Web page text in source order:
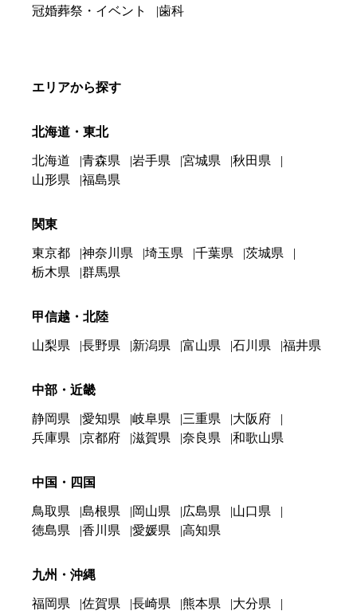
冠婚葬祭・イベント
歯科
エリアから探す
北海道・東北
北海道 青森県 岩手県 宮城県
秋田県
山形県
福島県
関東
東京都 神奈川県 埼玉県 千葉県
茨城県
栃木県
群馬県
甲信越・北陸
山梨県 長野県 新潟県 富山県 石川県 福井県
中部・近畿
静岡県 愛知県 岐阜県 三重県
大阪府
兵庫県
京都府 滋賀県 奈良県 和歌山県
中国・四国
鳥取県 島根県 岡山県 広島県
山口県
徳島県
香川県 愛媛県 高知県
九州・沖縄
福岡県 佐賀県 長崎県 熊本県
大分県